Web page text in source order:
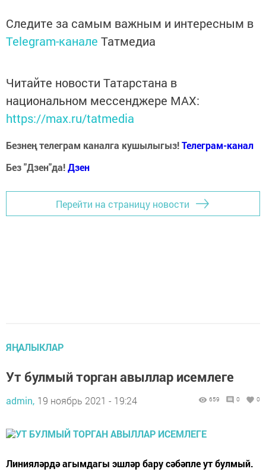
Следите за самым важным и интересным в
Telegram-канале Татмедиа
Читайте новости Татарстана в
национальном мессенджере MАХ:
https://max.ru/tatmedia
Безнең телеграм каналга кушылыгыз!Телеграм-канал
Без "Дзен"да!Дзен
Перейти на страницу новости
ЯҢАЛЫКЛАР
Ут булмый торган авыллар исемлеге
admin, 19 ноябрь 2021 - 19:24 659 0 0
Линияләрдә агымдагы эшләр бару сәбәпле ут булмый.